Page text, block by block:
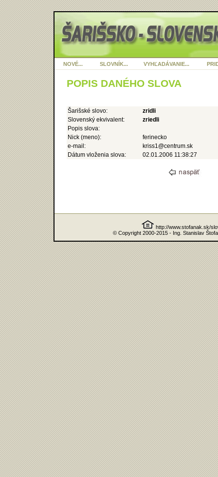
NOVÉ... SLOVNÍK... VYHĽADÁVANIE...
POPIS DANÉHO SLOVA
Šarišské slovo:
zridli
Slovenský ekvivalent:
zriedli
Popis slova:
Nick (meno):
ferinecko
e-mail:
kriss1@centrum.sk
Dátum vloženia slova:
02.01.2006 11:38:27
http://www.stofanak.sk/
© Copyright 2000-2015 - Ing. Stanislav